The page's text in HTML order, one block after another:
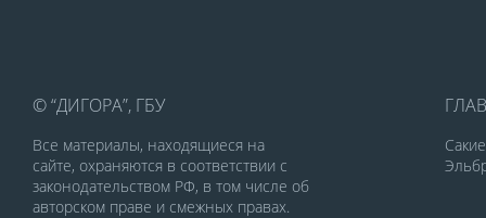
© “ДИГОРА”, ГБУ
Все материалы, находящиеся на
сайте, охраняются в соответствии с
законодательством РФ, в том числе об
авторском праве и смежных правах.